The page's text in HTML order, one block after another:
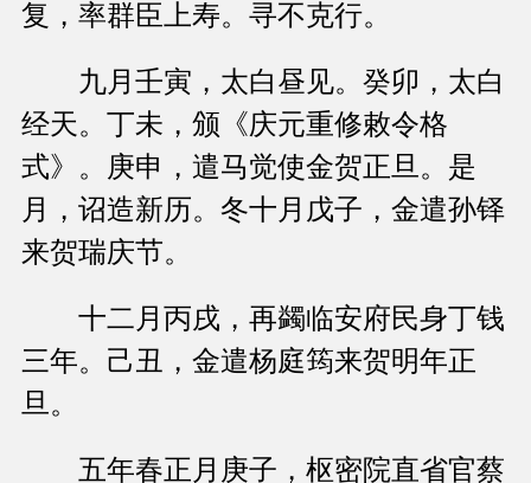
复，率群臣上寿。寻不克行。
九月壬寅，太白昼见。癸卯，太白
经天。丁未，颁《庆元重修敕令格
式》。庚申，遣马觉使金贺正旦。是
月，诏造新历。冬十月戊子，金遣孙铎
来贺瑞庆节。
十二月丙戌，再蠲临安府民身丁钱
三年。己丑，金遣杨庭筠来贺明年正
旦。
五年春正月庚子，枢密院直省官蔡